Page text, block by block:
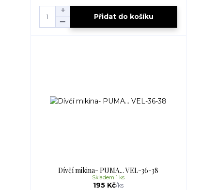
Přidat do košíku
Dívčí mikina- PUMA... VEL-36-38
195 Kč/ks
Skladem 1 ks